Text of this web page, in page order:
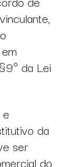
da Lei
da
ser
do